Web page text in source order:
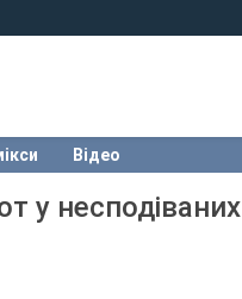
Відео
у несподіваних